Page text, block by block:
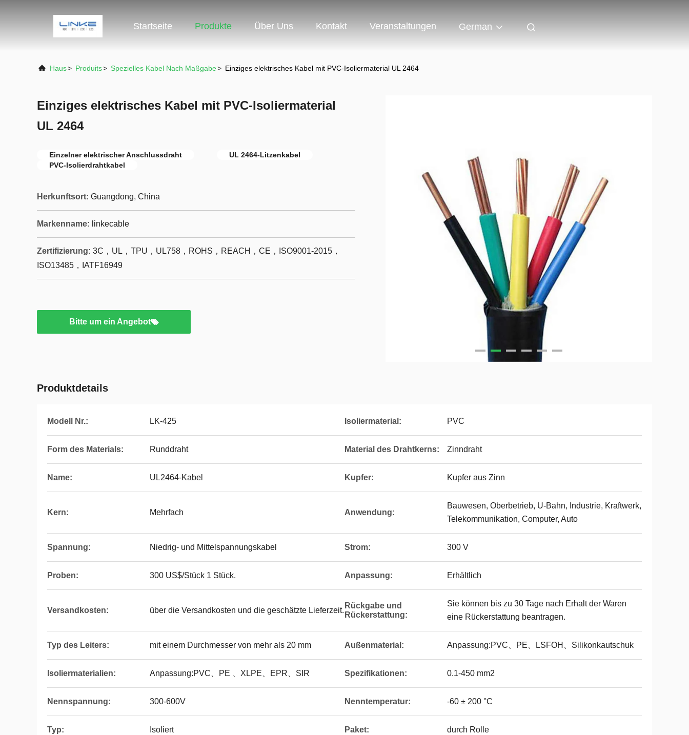
Startseite Produkte Über Uns Kontakt Veranstaltungen German
Haus> Produits> Spezielles Kabel Nach Maßgabe> Einziges elektrisches Kabel mit PVC-Isoliermaterial UL 2464
Einziges elektrisches Kabel mit PVC-Isoliermaterial
UL 2464
Einzelner elektrischer Anschlussdraht
UL 2464-Litzenkabel
PVC-Isolierdrahtkabel
Herkunftsort: Guangdong, China
Markenname: linkecable
Zertifizierung: 3C，UL，TPU，UL758，ROHS，REACH，CE，ISO9001-2015，
ISO13485，IATF16949
Bitte um ein Angebot
Produktdetails
Modell Nr.: LK-425 Isoliermaterial: PVC
Form des Materials: Runddraht Material des Drahtkerns: Zinndraht
Name: UL2464-Kabel Kupfer: Kupfer aus Zinn
Kern: Mehrfach Anwendung:
Bauwesen, Oberbetrieb, U-Bahn, Industrie, Kraftwerk,
Telekommunikation, Computer, Auto
Spannung: Niedrig- und Mittelspannungskabel Strom: 300 V
Proben: 300 US$/Stück 1 Stück. Anpassung: Erhältlich
Versandkosten: über die Versandkosten und die geschätzte Lieferzeit.
Rückgabe und
Rückerstattung:
Sie können bis zu 30 Tage nach Erhalt der Waren
eine Rückerstattung beantragen.
Typ des Leiters: mit einem Durchmesser von mehr als 20 mm Außenmaterial: Anpassung:PVC、PE、LSFOH、Silikonkautschuk
Isoliermaterialien: Anpassung:PVC、PE 、XLPE、EPR、SIR Spezifikationen: 0.1-450 mm2
Nennspannung: 300-600V Nenntemperatur: -60 ± 200 °C
Typ: Isoliert Paket: durch Rolle